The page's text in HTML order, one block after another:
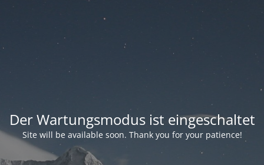
Der Wartungsmodus ist eingeschaltet
Site will be available soon. Thank you for your patience!